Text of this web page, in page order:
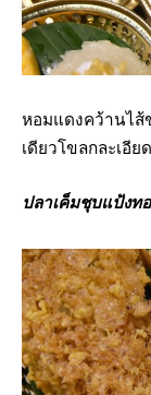
หอมแดงคว้านไส้
เดียวโขลกละเอี
ปลาเค็มชุบแป้งท